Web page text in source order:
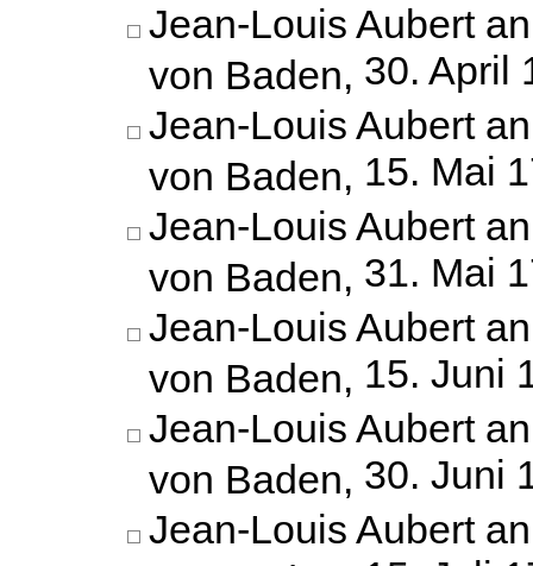
Jean-Louis Aubert
von Baden, 30. April
Jean-Louis Aubert
von Baden, 15. Mai
Jean-Louis Aubert
von Baden, 31. Mai
Jean-Louis Aubert
von Baden, 15. Juni
Jean-Louis Aubert
von Baden, 30. Juni
Jean-Louis Aubert